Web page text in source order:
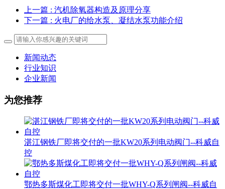
上一篇 : 汽机除氧器构造及原理分享
下一篇 : 火电厂的给水泵、凝结水泵功能介绍
新闻动态
行业知识
企业新闻
为您推荐
湛江钢铁厂即将交付的一批KW20系列电动阀门--科威自
控
鄂热多斯煤化工即将交付一批WHY-Q系列闸阀--科威自